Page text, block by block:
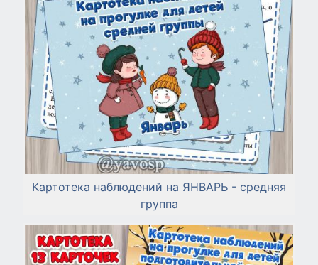
Картотека наблюдений на ЯНВАРЬ - средняя
группа